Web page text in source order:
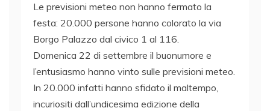
Le previsioni meteo non hanno fermato la
festa: 20.000 persone hanno colorato la via
Borgo Palazzo dal civico 1 al 116.
Domenica 22 di settembre il buonumore e
l’entusiasmo hanno vinto sulle previsioni meteo.
In 20.000 infatti hanno sfidato il maltempo,
incuriositi dall’undicesima edizione della